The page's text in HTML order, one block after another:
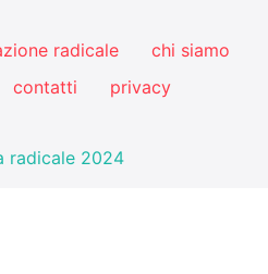
radicale
chi siamo
contatti privacy
radicale 2024